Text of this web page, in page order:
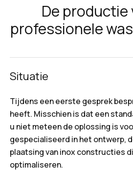
De productie
professionele
Situatie
Tijdens een eerste gesprek
heeft. Misschien is dat een
u niet meteen de oplossing is
gespecialiseerd in het ontwerp,
plaatsing van inox constructies
optimaliseren.